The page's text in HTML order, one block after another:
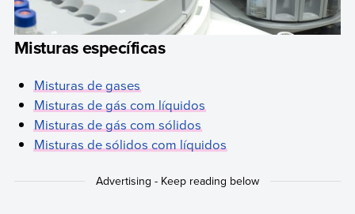
Misturas específicas
Misturas de gases
Misturas de gás com líquidos
Misturas de gás com sólidos
Misturas de sólidos com líquidos